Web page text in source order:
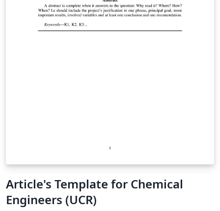
Article's Template for Chemical
Engineers (UCR)